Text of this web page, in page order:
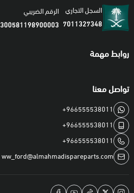
السجل التجاري
7011327348
الرقم الضريبي
300581198900003
روابط مهمة
تواصل معنا
+966555538011
+966555538011
+966555538011
ww_ford@almahmadispareparts.com